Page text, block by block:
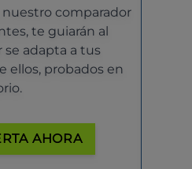
nuestro comparador
te guiarán al
adapta a tus
ellos, probados en
AHORA